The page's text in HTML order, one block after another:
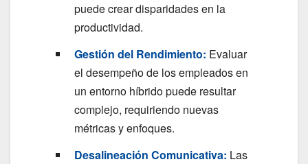
puede crear disparidades en la
productividad.
Gestión del Rendimiento: Evaluar
el desempeño de los empleados en
un entorno híbrido puede resultar
complejo, requiriendo nuevas
métricas y enfoques.
Desalineación Comunicativa: Las